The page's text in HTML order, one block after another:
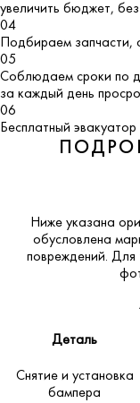
увеличить бюджет,
04
Подбираем запчасти,
05
Соблюдаем сроки по
за каждый день
06
Бесплатный
Ниже указана
обусловлена
повреждений. Для
Деталь
Снятие и установка
бампера